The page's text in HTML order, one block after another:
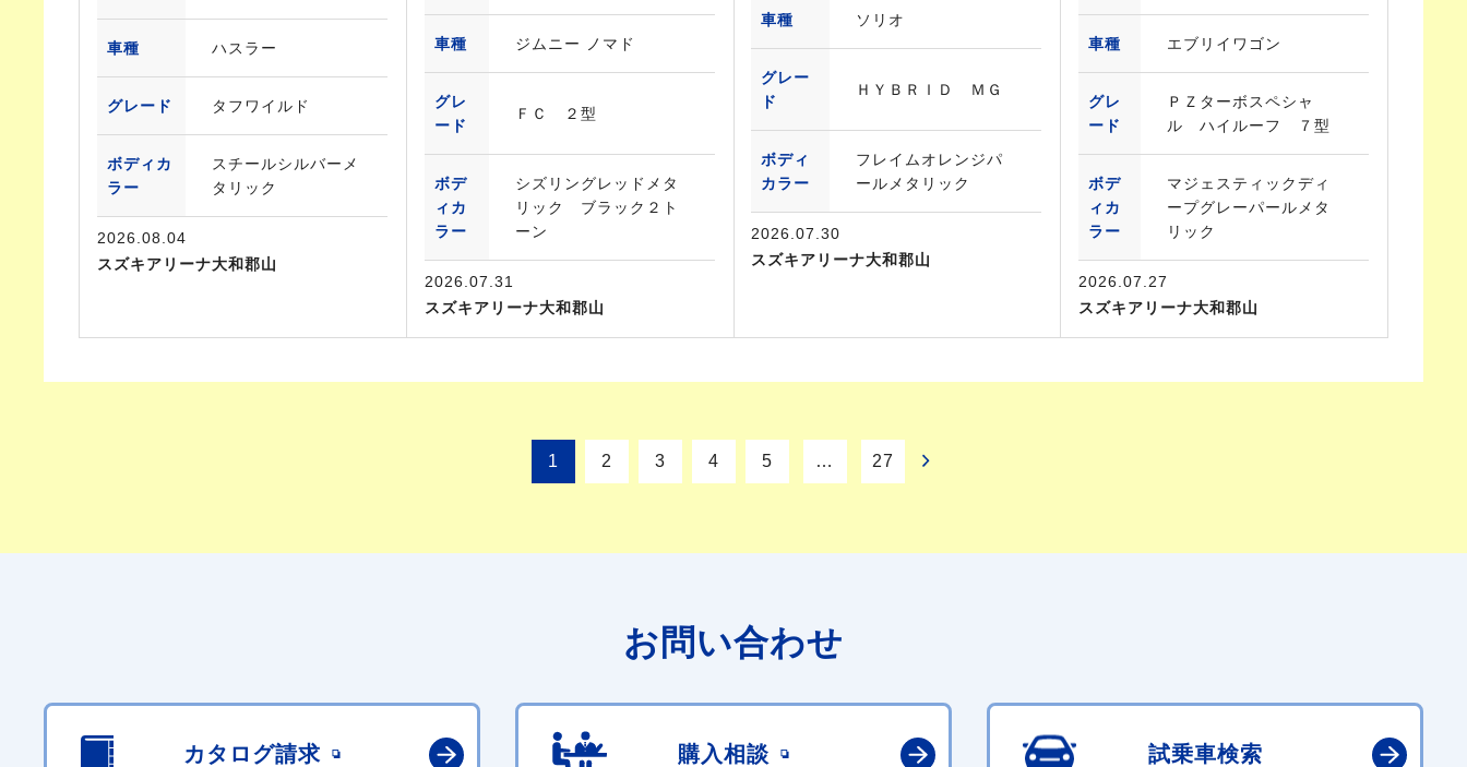
車種 ハスラー
グレード タフワイルド
ボディカ
ラー
スチールシルバーメ
タリック
2026.08.04
スズキアリーナ大和郡山
車種 ジムニー ノマド
グレ
ード
ＦＣ ２型
ボデ
ィカ
ラー
シズリングレッドメタ
リック ブラック２ト
ーン
2026.07.31
スズキアリーナ大和郡山
車種 ソリオ
グレー
ド
ＨＹＢＲＩＤ ＭＧ
ボディ
カラー
フレイムオレンジパ
ールメタリック
2026.07.30
スズキアリーナ大和郡山
車種 エブリイワゴン
グレ
ード
ＰＺターボスペシャ
ル ハイルーフ ７型
ボデ
ィカ
ラー
マジェスティックディ
ープグレーパールメタ
リック
2026.07.27
スズキアリーナ大和郡山
1 2 3 4 5 … 27
お問い合わせ
カタログ請求 購入相談 試乗車検索